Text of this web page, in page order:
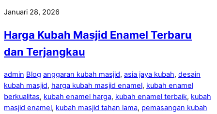
Januari 28, 2026
Harga Kubah Masjid Enamel Terbaru
dan Terjangkau
admin Blog anggaran kubah masjid, asia jaya kubah, desain
kubah masjid, harga kubah masjid enamel, kubah enamel
berkualitas, kubah enamel harga, kubah enamel terbaik, kubah
masjid enamel, kubah masjid tahan lama, pemasangan kubah